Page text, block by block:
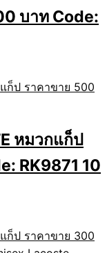
บาท Code:
หมวกแก็ป
RK9871 10